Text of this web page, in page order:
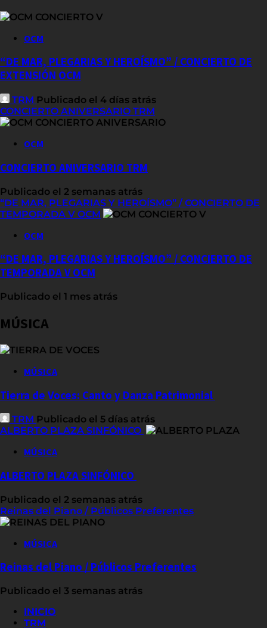
OCM
“DE MAR, PLEGARIAS Y HEROÍSMO” / CONCIERTO DE
EXTENSIÓN OCM
TRM Publicado el 4 días atrás
CONCIERTO ANIVERSARIO TRM
OCM
CONCIERTO ANIVERSARIO TRM
Publicado el 2 semanas atrás
“DE MAR, PLEGARIAS Y HEROÍSMO” / CONCIERTO DE
TEMPORADA V OCM
OCM
“DE MAR, PLEGARIAS Y HEROÍSMO” / CONCIERTO DE
TEMPORADA V OCM
Publicado el 1 mes atrás
MÚSICA
MÚSICA
Tierra de Voces: Canto y Danza Patrimonial
TRM Publicado el 5 días atrás
ALBERTO PLAZA SINFÓNICO
MÚSICA
ALBERTO PLAZA SINFÓNICO
Publicado el 2 semanas atrás
Reinas del Piano / Públicos Preferentes
MÚSICA
Reinas del Piano / Públicos Preferentes
Publicado el 3 semanas atrás
INICIO
TRM